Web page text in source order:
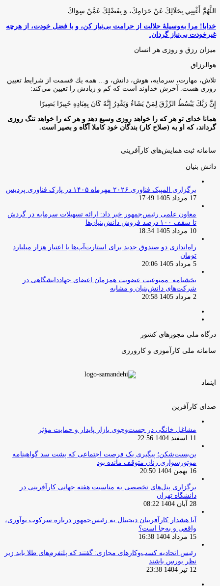
اللَّهُمَّ أَغْنِنِي بِحَلَالِكَ عَنْ حَرَامِكَ، وَ بِفَضْلِكَ عَمَّنْ سِوَاكَ‏.
خدایا! مرا به‌وسیلۀ حلالت از حرامت بی‌نیاز کن، و با فضل خودت، از هرچه
غیرخودت بی‌نیاز گردان.
میزان رزق و روزی هر انسان
هوالرزاق
تلاش، مهارت، سرمايه، هوش، دانش، و… همه يك قسمت از شرايط تعيين
روزى هست. آخرش خداوند است كه كم و زيادش را تعيين مى‌كند:
إِنَّ رَبَّكَ يَبْسُطُ الرِّزْقَ لِمَنْ يَشَاءُ وَيَقْدِرُ إِنَّهُ كَانَ بِعِبَادِهِ خَبِيرًا بَصِيرًا
همانا خدای تو هر که را خواهد روزی وسیع دهد و هر که را خواهد تنگ روزی
گرداند، که او به (صلاح کار) بندگان خود کاملا آگاه و بصیر است.
سامانه ثبت همایش‌های کارآفرینی
دانش‌ بنیان‌
برگزاری المپیک فناوری ۲۰۲۶ مهرماه ۱۴۰۵ در پارک فناوری پردیس
17 مرداد 1405 17:49
معاون علمی رئیس‌جمهور خبر داد: ارائه تسهیلات سرمایه در گردش
تا سقف ۱۰۰ درصد فروش دانش‌بنیان‌ها
10 مرداد 1405 18:34
راه‌اندازی دو صندوق جدید برای استارت‌آپ‌ها با اعتبار هزار میلیارد
تومان
5 مرداد 1405 20:06
بخشنامه: ممنوعیت عضویت همزمان اعضای جهاددانشگاهی در
شرکت‌های دانش‌بنیان و مشابه
2 مرداد 1405 20:58
درگاه ملی مجوزهای کشور
سامانه ملی کارآموزی و کارورزی
اینماد
صدای کارآفرین
مشاغل خانگی در جست‌وجوی بازار پایدار و حمایت مؤثر
11 اسفند 1404 22:56
بن‌بست‌شکن؛ پیگیری یک فرصت اجتماعی که پشت سد گواهینامه
موتورسواری زنان متوقف مانده بود
16 بهمن 1404 20:50
برگزاری پنل‌های تخصصی به مناسبت هفته جهانی کارآفرینی در
دانشگاه تهران
28 آبان 1404 08:22
آیا هشدار کارآفرینان دیجیتال به رئیس‌جمهور درباره سرکوب نوآوری،
واقعی و به‌جا است؟
15 مرداد 1404 16:38
‏رئیس اتحادیه کسب‌وکارهای مجازی: گفتند که پلتفرم‌های طلا باید زیر
نظر بورس باشند
12 تیر 1404 23:38